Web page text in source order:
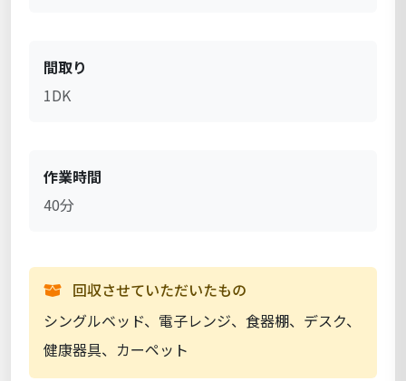
間取り
1DK
作業時間
40分
回収させていただいたもの
シングルベッド、電子レンジ、食器棚、デスク、
健康器具、カーペット